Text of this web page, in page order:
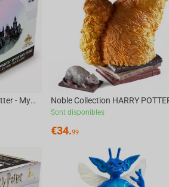
Noble Collection Harry Potter - Mystery Cube Journey To Hogwarts
Sont disponibles
€34.99